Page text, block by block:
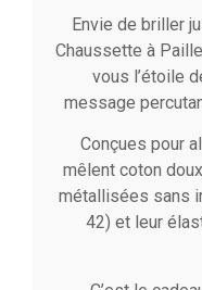
Envie de briller
Chaussette à
vous l’étoile
message
Conçues pour
mêlent coton
métallisées sans
42) et leur